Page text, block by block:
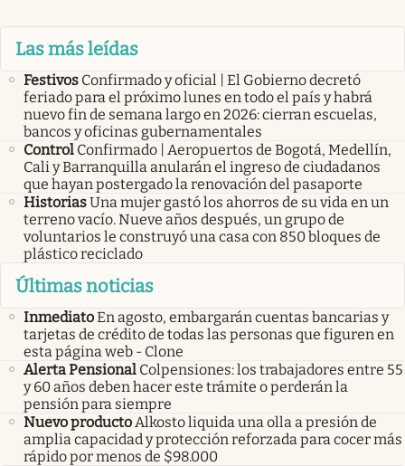
Las más leídas
Festivos Confirmado y oficial | El Gobierno decretó
feriado para el próximo lunes en todo el país y habrá
nuevo fin de semana largo en 2026: cierran escuelas,
bancos y oficinas gubernamentales
Control Confirmado | Aeropuertos de Bogotá, Medellín,
Cali y Barranquilla anularán el ingreso de ciudadanos
que hayan postergado la renovación del pasaporte
HistoriasUna mujer gastó los ahorros de su vida en un
terreno vacío. Nueve años después, un grupo de
voluntarios le construyó una casa con 850 bloques de
plástico reciclado
Últimas noticias
InmediatoEn agosto, embargarán cuentas bancarias y
tarjetas de crédito de todas las personas que figuren en
esta página web - Clone
Alerta Pensional Colpensiones: los trabajadores entre 55
y 60 años deben hacer este trámite o perderán la
pensión para siempre
Nuevo productoAlkosto liquida una olla a presión de
amplia capacidad y protección reforzada para cocer más
rápido por menos de $98.000